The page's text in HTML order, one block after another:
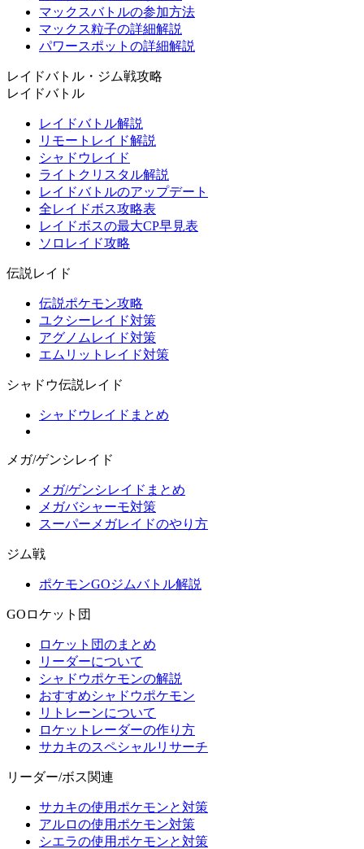
マックスバトルの参加方法
マックス粒子の詳細解説
パワースポットの詳細解説
レイドバトル・ジム戦攻略
レイドバトル
レイドバトル解説
リモートレイド解説
シャドウレイド
ライトクリスタル解説
レイドバトルのアップデート
全レイドボス攻略表
レイドボスの最大CP早見表
ソロレイド攻略
伝説レイド
伝説ポケモン攻略
ユクシーレイド対策
アグノムレイド対策
エムリットレイド対策
シャドウ伝説レイド
シャドウレイドまとめ
メガ/ゲンシレイド
メガ/ゲンシレイドまとめ
メガバシャーモ対策
スーパーメガレイドのやり方
ジム戦
ポケモンGOジムバトル解説
GOロケット団
ロケット団のまとめ
リーダーについて
シャドウポケモンの解説
おすすめシャドウポケモン
リトレーンについて
ロケットレーダーの作り方
サカキのスペシャルリサーチ
リーダー/ボス関連
サカキの使用ポケモンと対策
アルロの使用ポケモン対策
シエラの使用ポケモンと対策